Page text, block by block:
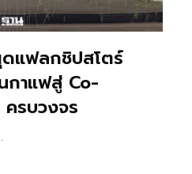
แฟลกชิปสโตร์
กาแฟสู่ Co-
รบวงจร